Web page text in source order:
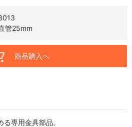
管25mm
商品購入へ
専用金具部品。